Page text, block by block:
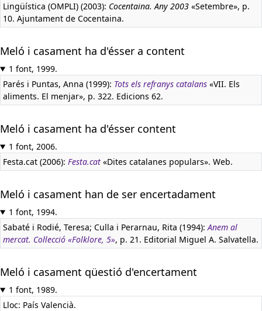
Lingüística (OMPLI) (2003): Cocentaina. Any 2003 «Setembre», p.
10. Ajuntament de Cocentaina.
Meló i casament ha d'ésser a content
1 font, 1999.
Parés i Puntas, Anna (1999): Tots els refranys catalans «VII. Els
aliments. El menjar», p. 322. Edicions 62.
Meló i casament ha d'ésser content
1 font, 2006.
Festa.cat (2006): Festa.cat «Dites catalanes populars». Web.
Meló i casament han de ser encertadament
1 font, 1994.
Sabaté i Rodié, Teresa; Culla i Perarnau, Rita (1994):Anem al
mercat. Col·lecció «Folklore, 5», p. 21. Editorial Miguel A. Salvatella.
Meló i casament qüestió d'encertament
1 font, 1989.
Lloc: País Valencià.